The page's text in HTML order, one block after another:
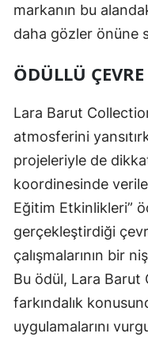
markanın bu
daha gözler önüne
ÖDÜLLÜ
Lara Barut
atmosferini
projeleriyle de
koordinesinde
Eğitim Etkinlikleri”
gerçekleştirdiği
çalışmalarının bir
Bu ödül, Lara Barut
farkındalık
uygulamalarını